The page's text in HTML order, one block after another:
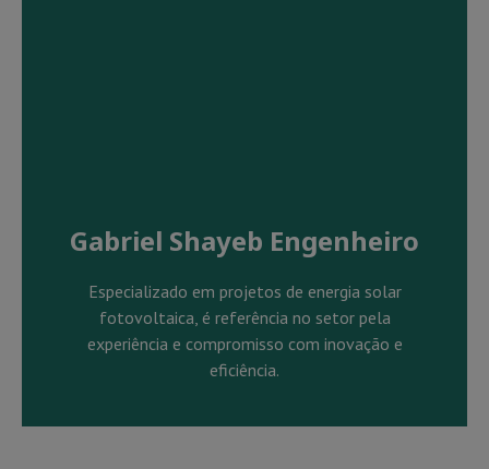
Gabriel Shayeb Engenheiro
Especializado em projetos de energia solar
fotovoltaica, é referência no setor pela
experiência e compromisso com inovação e
eficiência.